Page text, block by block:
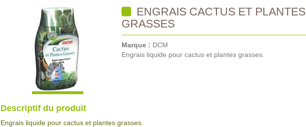
ENGRAIS CACTUS ET PLANTES
GRASSES
Marque : DCM
Engrais liquide pour cactus et plantes grasses.
Descriptif du produit
Engrais liquide pour cactus et plantes grasses.